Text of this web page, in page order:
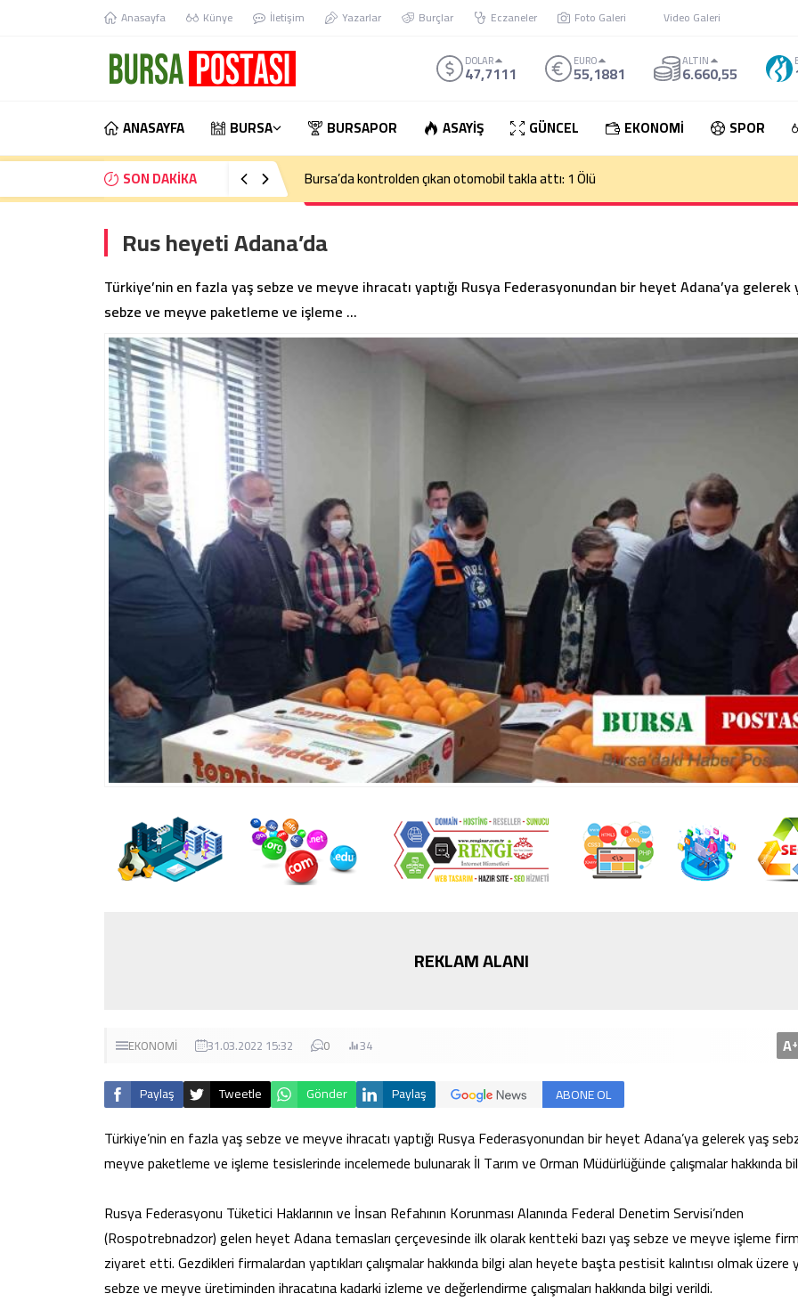
Anasayfa Künye İletişim Yazarlar Burçlar Eczaneler Foto Galeri Video Galeri
DOLAR
47,7111 EURO
55,1881 ALTIN
6.660,55
ANASAYFA BURSA BURSAPOR ASAYİŞ GÜNCEL EKONOMİ SPOR
SON DAKİKA
Bursa’da kontrolden çıkan otomobil takla attı: 1 Ölü
Rus heyeti Adana’da
Türkiye’nin en fazla yaş sebze ve meyve ihracatı yaptığı Rusya Federasyonundan bir heyet Adana’ya gelerek
sebze ve meyve paketleme ve işleme …
REKLAM ALANI
EKONOMİ 31.03.2022 15:32 0 34 A+
Paylaş Tweetle Gönder Paylaş ABONE OL
Türkiye’nin en fazla yaş sebze ve meyve ihracatı yaptığı Rusya Federasyonundan bir heyet Adana’ya gelerek yaş
meyve paketleme ve işleme tesislerinde incelemede bulunarak İl Tarım ve Orman Müdürlüğünde çalışmalar hakkında
Rusya Federasyonu Tüketici Haklarının ve İnsan Refahının Korunması Alanında Federal Denetim Servisi’nden
(Rospotrebnadzor) gelen heyet Adana temasları çerçevesinde ilk olarak kentteki bazı yaş sebze ve meyve işleme
ziyaret etti. Gezdikleri firmalardan yaptıkları çalışmalar hakkında bilgi alan heyete başta pestisit kalıntısı olmak üzere
sebze ve meyve üretiminden ihracatına kadarki izleme ve değerlendirme çalışmaları hakkında bilgi verildi.